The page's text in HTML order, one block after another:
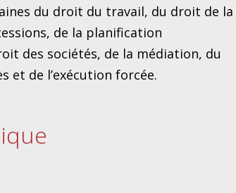
du droit du travail, du droit de la
de la planification
des sociétés, de la médiation, du
et de l’exécution forcée.